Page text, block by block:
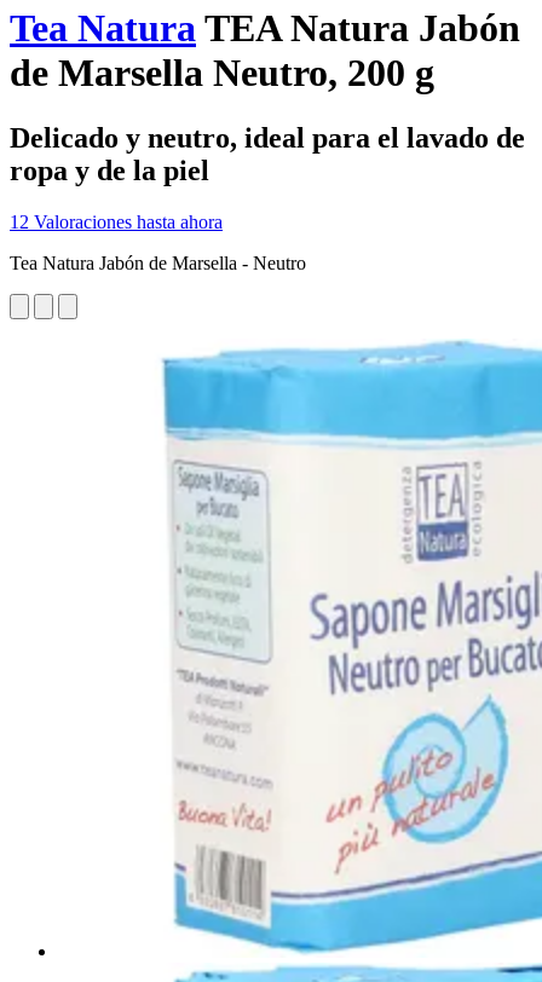
Tea NaturaTEA Natura Jabón
de Marsella Neutro, 200 g
Delicado y neutro, ideal para el lavado de
ropa y de la piel
12 Valoraciones hasta ahora
Tea Natura Jabón de Marsella - Neutro